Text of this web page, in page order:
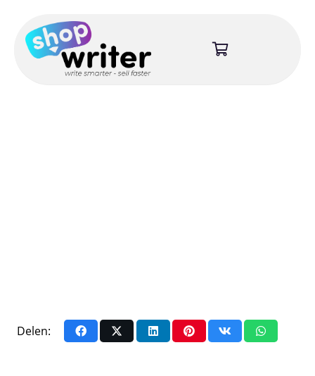
Delen: